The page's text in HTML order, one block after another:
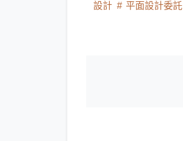
設計
平面設計委託